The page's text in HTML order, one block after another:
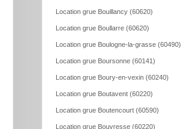
Location grue Bouillancy (60620)
Location grue Boullarre (60620)
Location grue Boulogne-la-grasse (60490)
Location grue Boursonne (60141)
Location grue Boury-en-vexin (60240)
Location grue Boutavent (60220)
Location grue Boutencourt (60590)
Location grue Bouvresse (60220)